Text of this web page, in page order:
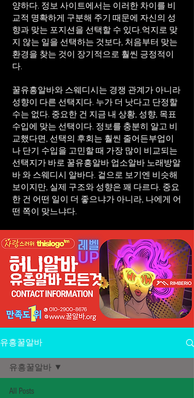
양하다. 정보 사이트에서는 이러한 차이를 비
교적 명확하게 구분해 주기 때문에 자신의 성
향과 맞는 포지션을 선택할 수 있다. 억지로 맞
지 않는 일을 선택하는 것보다, 처음부터 맞는
환경을 찾는 것이 장기적으로 훨씬 긍정적이
다.
꿀유흥알바와 스웨디시는 경쟁 관계가 아니라
성향이 다른 선택지다. 누가 더 낫다고 단정할
수는 없다. 중요한 건 지금 내 상황, 성향, 목표
수입에 맞는 선택이다. 정보를 충분히 알고 비
교했다면, 선택의 후회는 훨씬 줄어든부업이
나 단기 수입을 고민할 때 가장 많이 비교되는
선택지가 바로 꿀유흥알바 업소알바 노래방알
바 와 스웨디시 알바다. 겉으로 보기엔 비슷해
보이지만, 실제 구조와 성향은 꽤 다르다. 중요
한 건 어떤 일이 더 좋으냐가 아니라, 나에게 어
떤 쪽이 맞느냐다.
유흥꿀알바
All Posts
유흥꿀알바